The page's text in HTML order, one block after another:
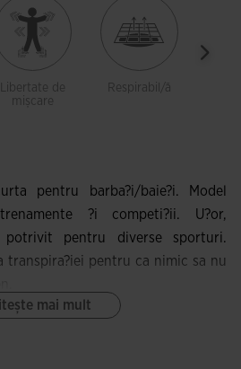
Libertate de
mișcare
Respirabil/ă
pentru barba?i/baie?i. Model
?i competi?ii. U?or,
pentru diverse sporturi.
transpira?iei pentru ca nimic sa nu
mai mult